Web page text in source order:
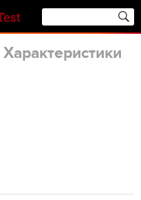
Характеристики